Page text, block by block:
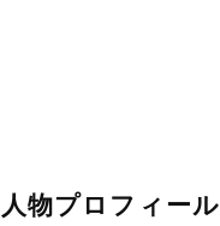
人物プロフィール